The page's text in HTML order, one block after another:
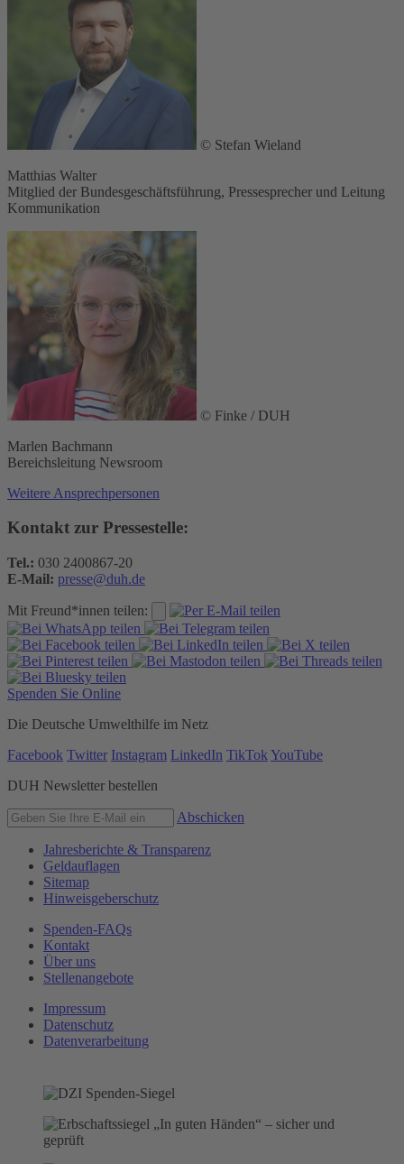
© Stefan Wieland
Matthias Walter
Mitglied der Bundesgeschäftsführung, Pressesprecher und Leitung
Kommunikation
© Finke / DUH
Marlen Bachmann
Bereichsleitung Newsroom
Weitere Ansprechpersonen
Kontakt zur Pressestelle:
Tel.: 030 2400867-20
E-Mail: presse@duh.de
Mit Freund*innen teilen:
Spenden Sie Online
Die Deutsche Umwelthilfe im Netz
Facebook Twitter Instagram LinkedIn TikTok YouTube
DUH Newsletter bestellen
Abschicken
Jahresberichte & Transparenz
Geldauflagen
Sitemap
Hinweisgeberschutz
Spenden-FAQs
Kontakt
Über uns
Stellenangebote
Impressum
Datenschutz
Datenverarbeitung